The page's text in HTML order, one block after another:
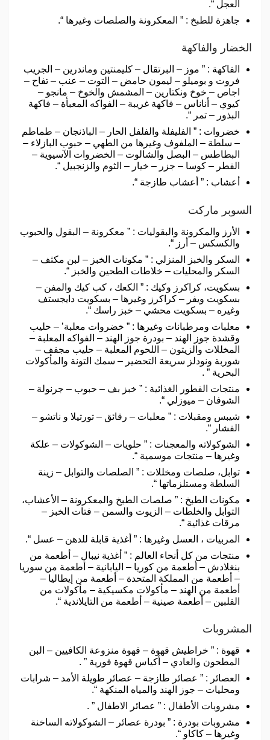
العجل “.
جاهزة للطبخ : ” المعكرونة والصلصات وغيرها “.
الخضار والفاكهة
الفاكهة : ” موز – البرتقال – كليمنتين وماندرين – الجريب
فروت و بوميلو – ليمون حامض – التوت – عنب – تفاح –
اجاص – خوخ ونكتارين – المشمش والخوخ – مانجو –
كيوي – أناناس – فاكهة غريبة – الفواكه المعبأة – فاكهة
البذور – تمر “.
خضروات : ” الفليفلة والفلفل الحار – الباذنجان – طماطم
– سلطة – الملفوف وغيرها من الطهي – حبوب البازلاء –
البطاطس – البصل والشالوت – الخضروات الآسيوية –
الفطر – كوسا – جزر – خيار – الثوم والزنجبيل “.
أعشاب : ” أعشاب طازجة “.
السوبر ماركت
الأرز والمكرونة والبقوليات : ” معكرونة – البقول والحبوب
والكسكس – أرز “.
السكر والخبز المنزلي : ” مكونات الخبز – لبن مكثف –
السكر والمحليات – خلاطات الطحين والخبز “.
بسكويت، كراكرز وكيك : ” الكعك ، كب كيك والمفن –
بسكويت ويفر – كراكرز وغيرها – بسكويت دايجستف
وغيره – بسكويت محشي – خبز راسك “.
معلبات ومرطبانات وغيرها : ” خضروات معلبة’ – حليب
وقشدة جوز الهند – بودرة جوز الهند – الفواكه المعلبة –
المخللات والزيتون – اللحوم المعلبة – حليب مجفف –
شوربة ونودلز سريعة التحضير – سمك التونة والمأكولات
البحرية ” .
منتجات الفطور الغذائية : ” خبز بف – حبوب – جرنولة –
الشوفان – ميوزلي “.
شيبس ومقبلات : ” معلبات – رقائق – تورتيلا و ناتشو –
الفشار “.
الشوكولاته والمعجنات : ” حلويات – الشوكولات – علكة
وغيرها – منتجات موسمية “.
توابل، صلصات ومخللات : ” الصلصات والتوابل – زينة
السلطة ومستلزماتها “.
مكونات الطبخ : ” صلصات الطبخ والمعكرونة – الأعشاب،
التوابل والخلطات – الزيوت والسمن – فتات الخبز –
مرقات غذائية “.
المربيات ، العسل وغيرها : ” أغذية قابلة للدهن – عسل “.
منتجات من كل أنحاء العالم : ” أغذية نيبال – أطعمة من
بنغلادش – أطعمة من كوريا – اليابانية – أطعمة من سوريا
– أطعمة من المملكة المتحدة – أطعمة من إيطاليا –
أطعمة من الهند – مأكولات مكسيكية – مأكولات من
الفلبين – أطعمة صينية – أطعمة من التايلاندية “.
المشروبات
قهوة : ” خراطيش قهوة – قهوة منزوعة الكافيين – البن
المطحون والعادي – أكياس قهوة فورية ” .
العصائر : ” عصائر طازجة – عصائر طويلة الأمد – شرابات
ومحليات – جوز الهند والمياه المنكهة “.
مشروبات الأطفال : ” عصائر الاطفال ” .
مشروبات بودرة : ” بودرة عصائر – الشوكولاته الساخنة
وغيرها – كاكاو “.